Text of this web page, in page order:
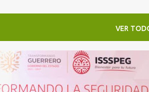
VER
GUERRERO